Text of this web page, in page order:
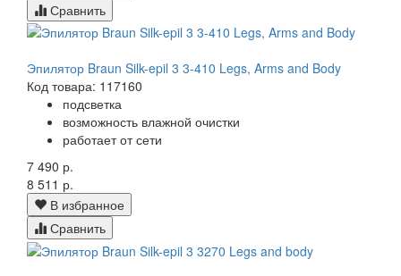
Сравнить
Эпилятор Braun Silk-epil 3 3-410 Legs, Arms and Body
Код товара: 117160
подсветка
возможность влажной очистки
работает от сети
7 490 р.
8 511 р.
В избранное
Сравнить